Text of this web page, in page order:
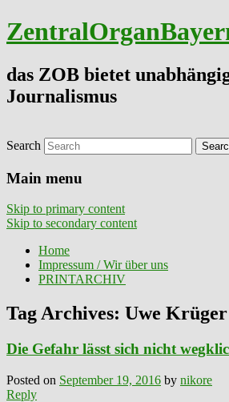
das ZOB bietet
Journalismus
Search
Main menu
Skip to primary content
Skip to secondary content
Home
Impressum / Wir über uns
PRINTARCHIV
Tag Archives: Uwe Krüger
Die Gefahr lässt sich nicht
Posted on September 19, 2016 by nikore
Reply